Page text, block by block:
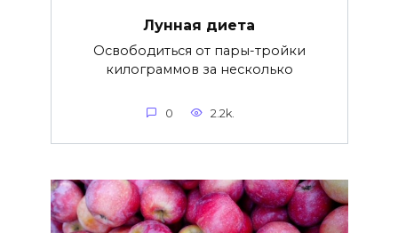
Лунная диета
Освободиться от пары-тройки
килограммов за несколько
0 2.2k.